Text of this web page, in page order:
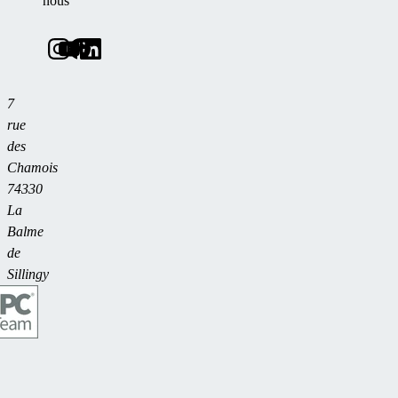
7
rue
des
Chamois
74330
La
Balme
de
Sillingy